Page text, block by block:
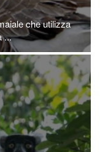
che utilizza
...